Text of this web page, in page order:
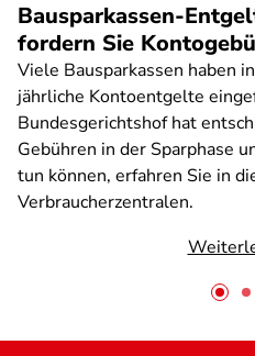
Bausparkassen-
fordern Sie
Viele Bausparkassen haben
jährliche Kontoentgelte
Bundesgerichtshof hat
Gebühren in der Sparphase
tun können, erfahren Sie in
Verbraucherzentralen.